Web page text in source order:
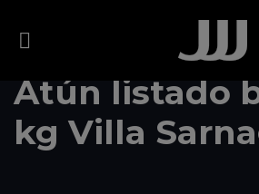
links
Atún listado
kg Villa